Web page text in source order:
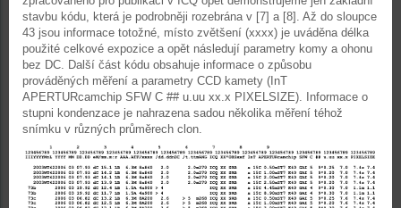
stavbu kódu, která je podrobněji rozebrána v [7] a [8]. Až do sloupce
43 jsou informace totožné, místo zvětšení (xxxx) je uváděna délka
použité celkové expozice a opět následují parametry komy a ohonu
bez DC. Další část kódu obsahuje informace o způsobu
prováděných měření a parametry CCD kamety (InT
APERTURcamchip SFW C ## u.uu xx.x PIXELSIZE). Informace o
stupni kondenzace je nahrazena sadou několika měření téhož
snímku v různých průměrech clon.